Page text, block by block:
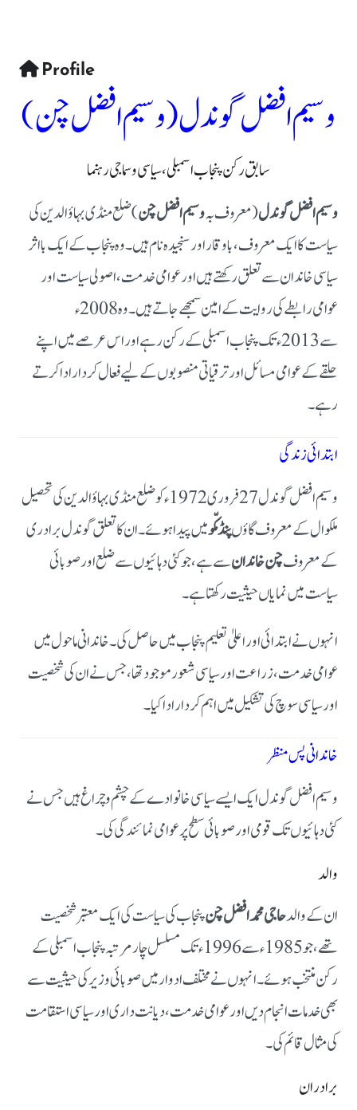
Profile
وسیم افضل گوندل (وسیم افضل چن)
سابق رکن پنجاب اسمبلی، سیاسی و سماجی رہنما
وسیم افضل گوندل(معروف بہوسیم افضل چن) ضلع منڈی بہاؤالدین کی
سیاست کا ایک معروف، باوقار اور سنجیدہ نام ہیں۔ وہ پنجاب کے ایک بااثر
سیاسی خاندان سے تعلق رکھتے ہیں اور عوامی خدمت، اصولی سیاست اور
عوامی رابطے کی روایت کے امین سمجھے جاتے ہیں۔ وہ 2008ء
سے 2013ء تک پنجاب اسمبلی کے رکن رہے اور اس عرصے میں اپنے
حلقے کے عوامی مسائل اور ترقیاتی منصوبوں کے لیے فعال کردار ادا کرتے
رہے۔
ابتدائی زندگی
وسیم افضل گوندل 27 فروری 1972ء کو ضلع منڈی بہاؤالدین کی تحصیل
ملکوال کے معروف گاؤںپنڈ مکّومیں پیدا ہوئے۔ ان کا تعلق گوندل برادری
کے معروفچن خاندانسے ہے، جو کئی دہائیوں سے ضلع اور صوبائی
سیاست میں نمایاں حیثیت رکھتا ہے۔
انہوں نے ابتدائی اور اعلیٰ تعلیم پنجاب میں حاصل کی۔ خاندانی ماحول میں
عوامی خدمت، زراعت اور سیاسی شعور موجود تھا، جس نے ان کی شخصیت
اور سیاسی سوچ کی تشکیل میں اہم کردار ادا کیا۔
خاندانی پس منظر
وسیم افضل گوندل ایک ایسے سیاسی خانوادے کے چشم و چراغ ہیں جس نے
کئی دہائیوں تک قومی اور صوبائی سطح پر عوامی نمائندگی کی۔
والد
ان کے والدحاجی محمد افضل چنپنجاب کی سیاست کی ایک معتبر شخصیت
تھے، جو 1985ء سے 1996ء تک مسلسل چار مرتبہ پنجاب اسمبلی کے
رکن منتخب ہوئے۔ انہوں نے مختلف ادوار میں صوبائی وزیر کی حیثیت سے
بھی خدمات انجام دیں اور عوامی خدمت، دیانت داری اور سیاسی استقامت
کی مثال قائم کی۔
برادران